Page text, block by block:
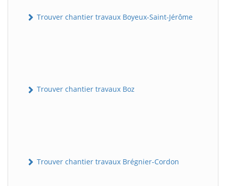
Trouver chantier travaux Boyeux-Saint-Jérôme
Trouver chantier travaux Boz
Trouver chantier travaux Brégnier-Cordon